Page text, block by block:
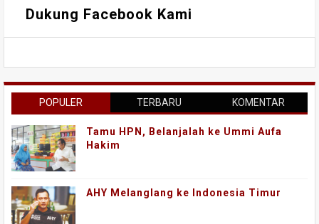
Dukung Facebook Kami
POPULER TERBARU KOMENTAR
Tamu HPN, Belanjalah ke Ummi Aufa
Hakim
AHY Melanglang ke Indonesia Timur